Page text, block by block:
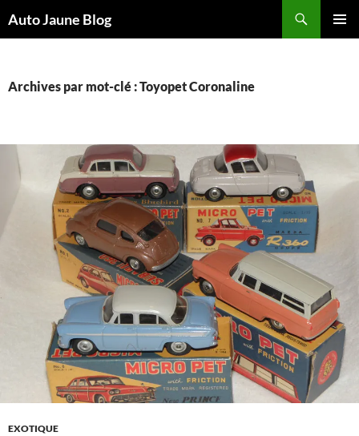
Auto Jaune Blog
Archives par mot-clé : Toyopet Coronaline
EXOTIQUE